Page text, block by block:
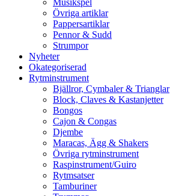
Övriga artiklar
Pappersartiklar
Pennor & Sudd
Strumpor
Nyheter
Okategoriserad
Rytminstrument
Bjällror, Cymbaler & Trianglar
Block, Claves & Kastanjetter
Bongos
Cajon & Congas
Djembe
Maracas, Ägg & Shakers
Övriga rytminstrument
Raspinstrument/Guiro
Rytmsatser
Tamburiner